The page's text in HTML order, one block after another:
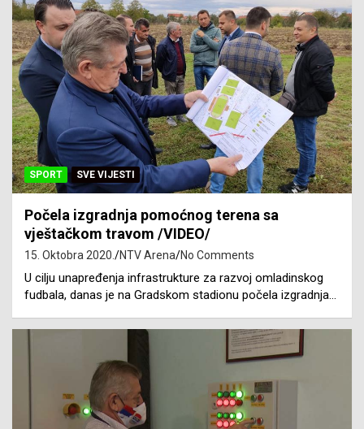
SPORT SVE VIJESTI
Počela izgradnja pomoćnog terena sa
vještačkom travom /VIDEO/
15. Oktobra 2020. NTV Arena No Comments
U cilju unapređenja infrastrukture za razvoj omladinskog
fudbala, danas je na Gradskom stadionu počela izgradnja…